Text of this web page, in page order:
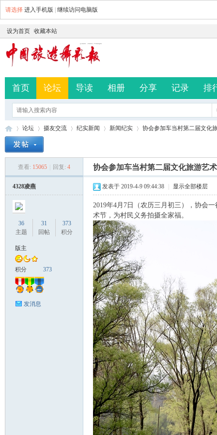
请选择 进入手机版 继续访问电脑版
设为首页 收藏本站
首页 论坛 导读 相册 分享 记录 排
论坛
›
摄友交流
›
纪实新闻
›
新闻纪实
›
协会参加车当村第二届文化
查看: 15065 回复: 4 协会参加车当村第二届文化旅游艺
4328凌燕
36
主题
31
回帖
373
积分
版主
积分 373
发消息
发表于 2019-4-9 09:44:38 显示全部楼层
2019年4月7日（农历三月初三），协会
术节，为村民义务拍摄全家福。